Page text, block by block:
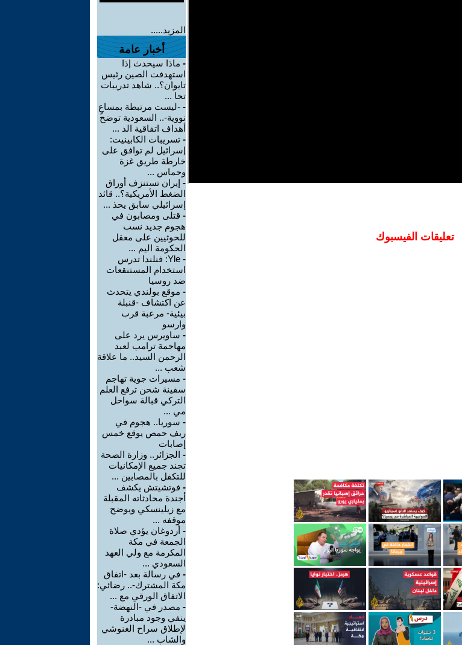
تعليقات الفيسبوك
المزيد.....
أخبار عامة
- ماذا سيحدث إذا
استهدفت الصين رئيس
تايوان؟.. شاهد تدريبات
تحا ...
- -ليست مرتبطة بمساعٍ
نووية-.. السعودية توضح
أهداف اتفاقية الد ...
- تسريبات الكابينيت:
إسرائيل لم توافق على
خارطة طريق غزة
وحماس ...
- إيران تستنزف أوراق
الضغط الأمريكية؟.. قائد
إسرائيلي سابق يحذ ...
- قتلى ومصابون في
هجوم جديد نسب
للحوثيين على معقل
الحكومة اليم ...
-
Yle: فنلندا تدرس
استخدام المستنقعات
ضد روسيا
- موقع بولندي يتحدث
عن اكتشاف -قنبلة
بيئية- مرعبة قرب
وارسو
- ساويرس يرد على
مهاجمة ترامب لعبد
الرحمن السيد.. ما علاقة
شعب ...
- مسيرات جوية تهاجم
سفينة شحن ترفع العلم
التركي قبالة سواحل
مي ...
- سوريا.. هجوم في
ريف حمص يوقع خمس
إصابات
- الجزائر.. وزارة الصحة
تجند جميع الإمكانيات
للتكفل بالمصابين ...
- فوتشيتش يكشف
أجندة محادثاته المقبلة
مع زيلينسكي ويوضح
موقفه ...
- أردوغان يؤدي صلاة
الجمعة في مكة
المكرمة مع ولي العهد
السعودي ...
- في رسالة بعد -اتفاق
مكة المشترك-.. رضائي:
الاتفاق الورقي مع ...
- مصدر في -النهضة-
ينفي وجود مبادرة
لإطلاق سراح الغنوشي
والشاب ...